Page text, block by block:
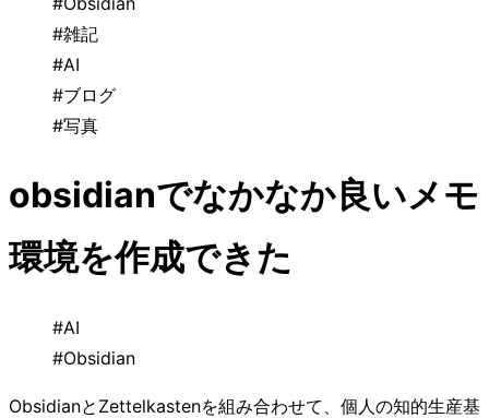
#雑記
#AI
#ブログ
#写真
obsidianでなかなか良いメモ
環境を作成できた
#AI
#Obsidian
ObsidianとZettelkastenを組み合わせて、個人の知的生産基